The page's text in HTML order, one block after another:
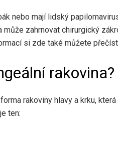
nebo mají lidský
může zahrnovat chirurgický
si zde také můžete
rakovina?
rakoviny hlavy a krku,
ten: